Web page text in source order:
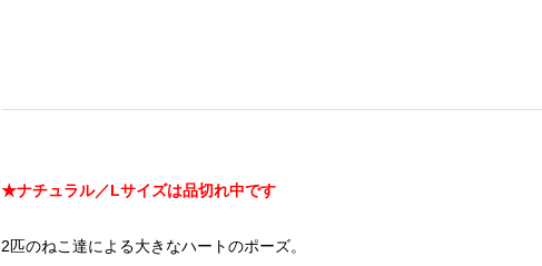
★ナチュラル／Lサイズは品切れ中です
2匹のねこ達による大きなハートのポーズ。